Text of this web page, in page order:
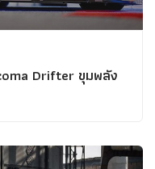
Drifter ขุมพลัง